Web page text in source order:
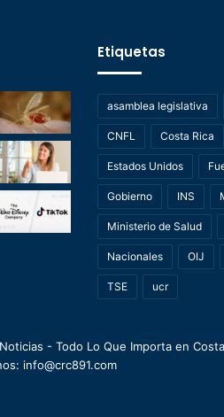
Etiquetas
asamblea legislativa
CNFL Costa Rica
Estados Unidos
Gobierno INS
Ministerio de Salud
Nacionales OIJ
TSE ucr
- Todo Lo Que Importa en Costa
info@crc891.com